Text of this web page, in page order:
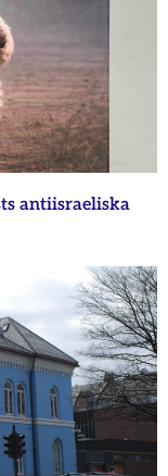
antiisraeliska